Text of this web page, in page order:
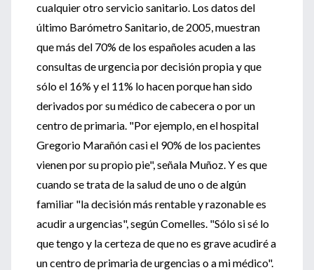
cualquier otro servicio sanitario. Los datos del
último Barómetro Sanitario, de 2005, muestran
que más del 70% de los españoles acuden a las
consultas de urgencia por decisión propia y que
sólo el 16% y el 11% lo hacen porque han sido
derivados por su médico de cabecera o por un
centro de primaria. "Por ejemplo, en el hospital
Gregorio Marañón casi el 90% de los pacientes
vienen por su propio pie", señala Muñoz. Y es que
cuando se trata de la salud de uno o de algún
familiar "la decisión más rentable y razonable es
acudir a urgencias", según Comelles. "Sólo si sé lo
que tengo y la certeza de que no es grave acudiré a
un centro de primaria de urgencias o a mi médico".